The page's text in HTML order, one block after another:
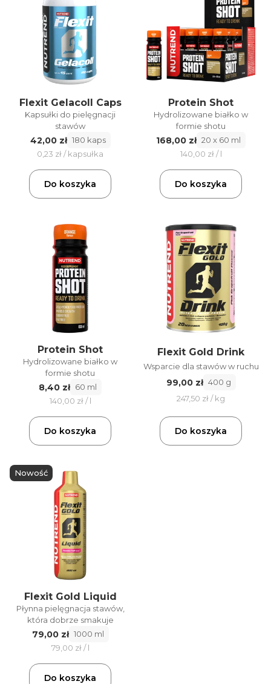
Flexit Gelacoll Caps
Kapsułki do pielęgnacji
stawów
42,00 zł 180 kaps
0,23 zł / kapsułka
Do koszyka
Protein Shot
Hydrolizowane białko w
formie shotu
168,00 zł 20 x 60 ml
140,00 zł / l
Do koszyka
Protein Shot
Hydrolizowane białko w
formie shotu
8,40 zł 60 ml
140,00 zł / l
Do koszyka
Flexit Gold Drink
Wsparcie dla stawów w ruchu
99,00 zł 400 g
247,50 zł / kg
Do koszyka
Nowość
Flexit Gold Liquid
Płynna pielęgnacja stawów,
która dobrze smakuje
79,00 zł 1000 ml
79,00 zł / l
Do koszyka